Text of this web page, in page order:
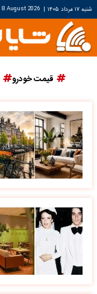
شنبه ۱۷ مرداد ۱۴۰۵ |
8 August 2026
قیمت خودرو